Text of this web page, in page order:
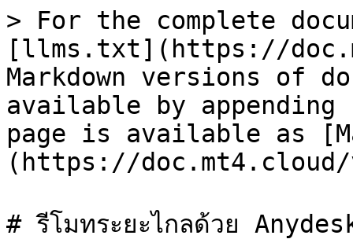
> For the complete
[llms.txt](https://
Markdown versions of
available by
page is available as
(https://doc.mt4.cloud/
# รีโมทระยะไกลด้วย